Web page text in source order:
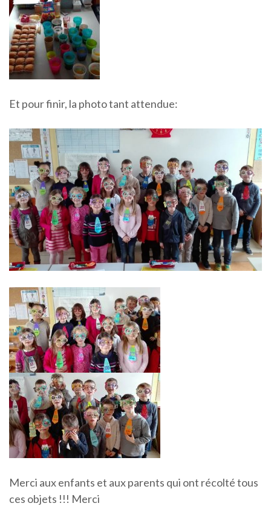
Et pour finir, la photo tant attendue:
Merci aux enfants et aux parents qui ont récolté tous
ces objets !!! Merci